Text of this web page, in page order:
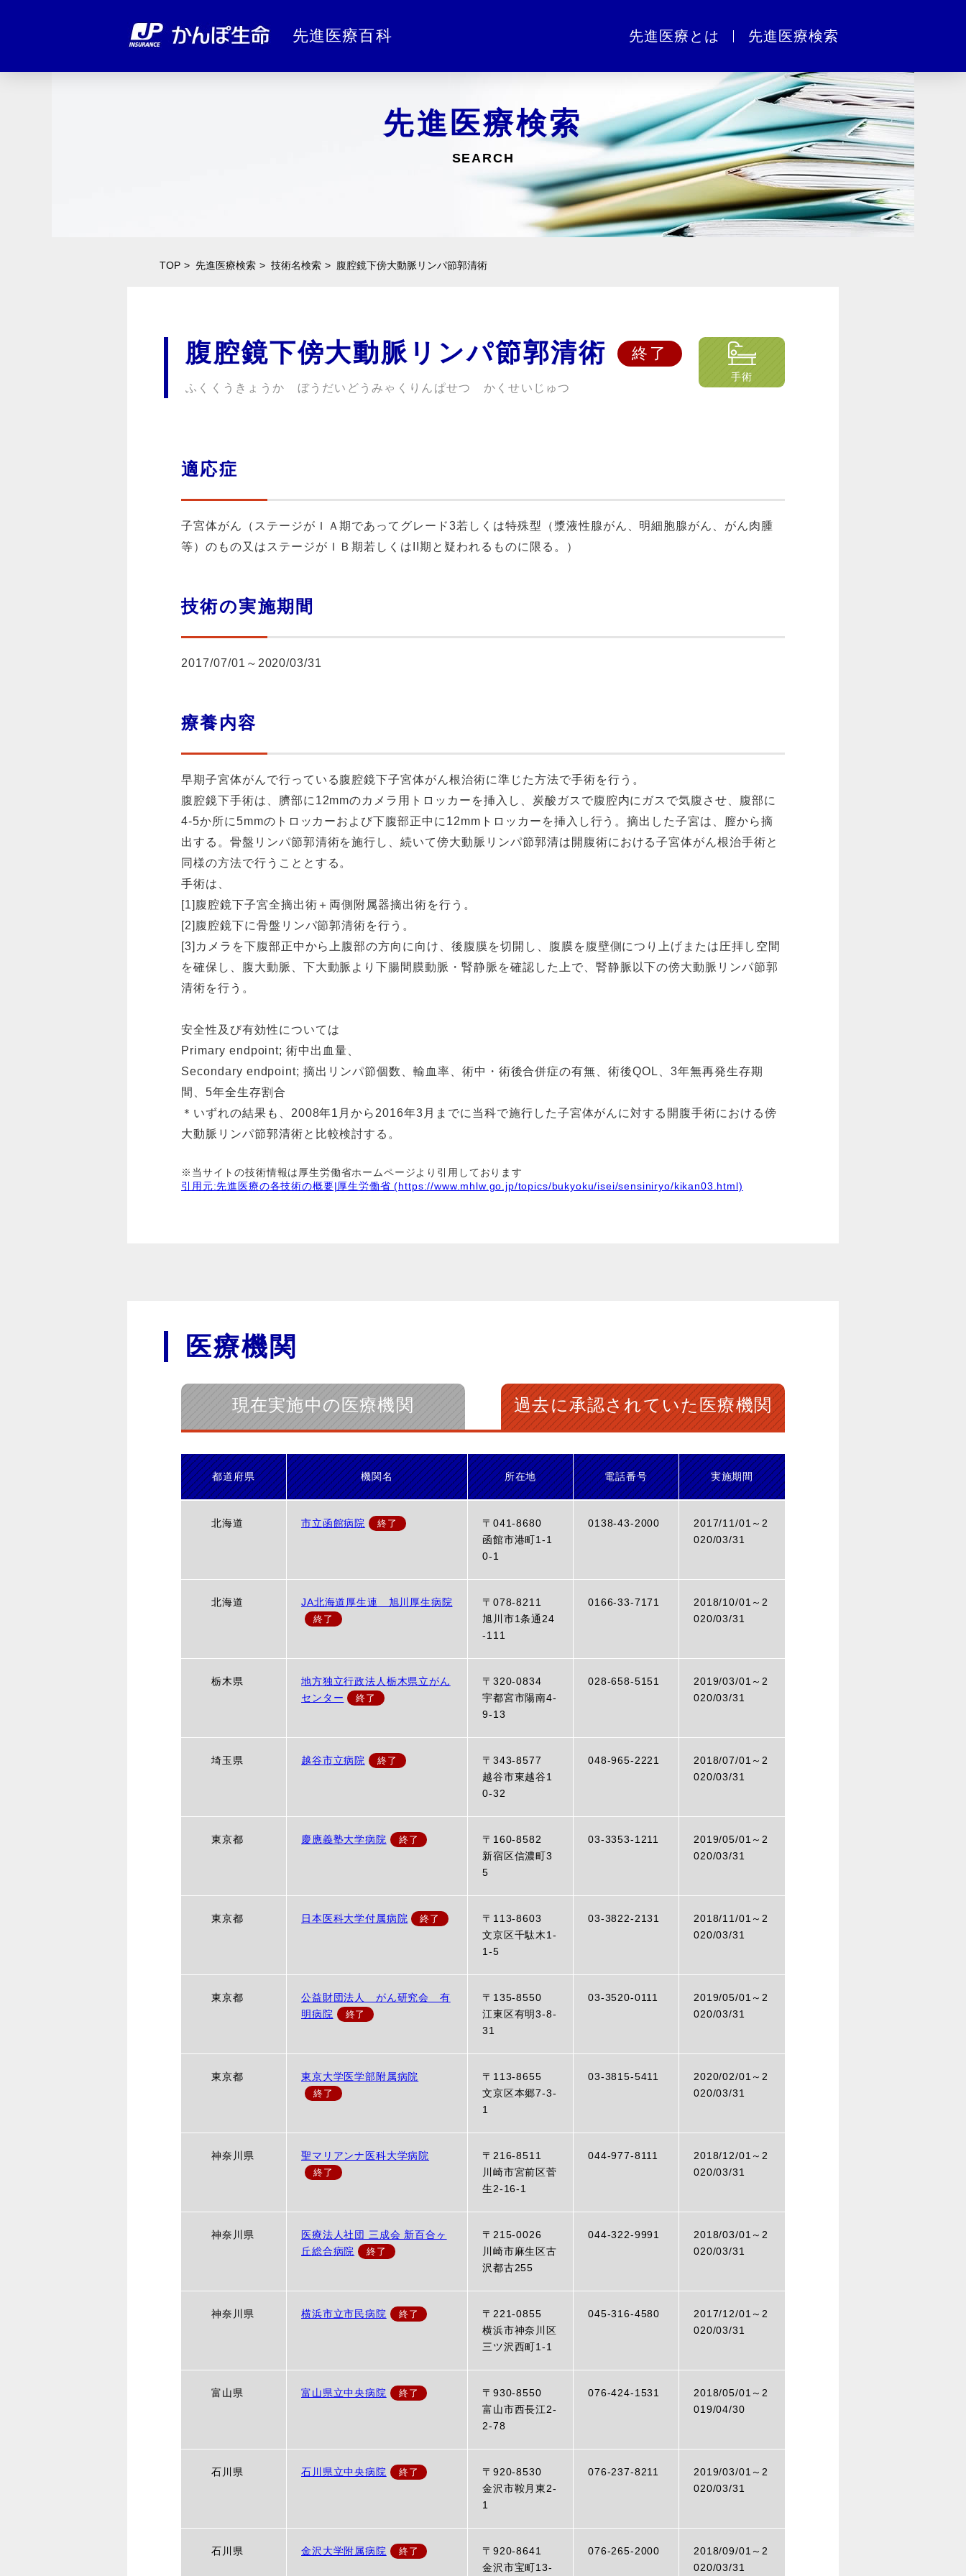
先進医療百科 先進医療とは 先進医療検索
先進医療検索
SEARCH
TOP 先進医療検索 技術名検索 腹腔鏡下傍大動脈リンパ節郭清術
腹腔鏡下傍大動脈リンパ節郭清術
ふくくうきょうか ぼうだいどうみゃくりんぱせつ かくせいじゅつ
手術
適応症
子宮体がん（ステージがＩＡ期であってグレード3若しくは特殊型（漿液性腺がん、明細胞腺がん、がん肉腫
等）のもの又はステージがＩＢ期若しくはII期と疑われるものに限る。）
技術の実施期間
2017/07/01～2020/03/31
療養内容
早期子宮体がんで行っている腹腔鏡下子宮体がん根治術に準じた方法で手術を行う。
腹腔鏡下手術は、臍部に12mmのカメラ用トロッカーを挿入し、炭酸ガスで腹腔内にガスで気腹させ、腹部に
4-5か所に5mmのトロッカーおよび下腹部正中に12mmトロッカーを挿入し行う。摘出した子宮は、膣から摘
出する。骨盤リンパ節郭清術を施行し、続いて傍大動脈リンパ節郭清は開腹術における子宮体がん根治手術と
同様の方法で行うこととする。
手術は、
[1]腹腔鏡下子宮全摘出術＋両側附属器摘出術を行う。
[2]腹腔鏡下に骨盤リンパ節郭清術を行う。
[3]カメラを下腹部正中から上腹部の方向に向け、後腹膜を切開し、腹膜を腹壁側につり上げまたは圧拝し空間
を確保し、腹大動脈、下大動脈より下腸間膜動脈・腎静脈を確認した上で、腎静脈以下の傍大動脈リンパ節郭
清術を行う。
安全性及び有効性については
Primary endpoint; 術中出血量、
Secondary endpoint; 摘出リンパ節個数、輸血率、術中・術後合併症の有無、術後QOL、3年無再発生存期
間、5年全生存割合
＊いずれの結果も、2008年1月から2016年3月までに当科で施行した子宮体がんに対する開腹手術における傍
大動脈リンパ節郭清術と比較検討する。
※当サイトの技術情報は厚生労働省ホームページより引用しております
引用元:先進医療の各技術の概要|厚生労働省 (https://www.mhlw.go.jp/topics/bukyoku/isei/sensiniryo/kikan03.html)
医療機関
現在実施中の医療機関 過去に承認されていた医療機関
都道府県 機関名 所在地 電話番号 実施期間
北海道 市立函館病院
〒041-8680
函館市港町1-1
0-1
0138-43-2000 2017/11/01～ 2
020/03/31
北海道 JA北海道厚生連 旭川厚生病院
〒078-8211
旭川市1条通24
-111
0166-33-7171 2018/10/01～ 2
020/03/31
栃木県
地方独立行政法人栃木県立がん
センター
〒320-0834
宇都宮市陽南4-
9-13
028-658-5151 2019/03/01～ 2
020/03/31
埼玉県 越谷市立病院
〒343-8577
越谷市東越谷1
0-32
048-965-2221 2018/07/01～ 2
020/03/31
東京都 慶應義塾大学病院
〒160-8582
新宿区信濃町3
5
03-3353-1211 2019/05/01～ 2
020/03/31
東京都 日本医科大学付属病院
〒113-8603
文京区千駄木1-
1-5
03-3822-2131 2018/11/01～ 2
020/03/31
東京都
公益財団法人 がん研究会 有
明病院
〒135-8550
江東区有明3-8-
31
03-3520-0111 2019/05/01～ 2
020/03/31
東京都 東京大学医学部附属病院
〒113-8655
文京区本郷7-3-
1
03-3815-5411 2020/02/01～ 2
020/03/31
神奈川県 聖マリアンナ医科大学病院
〒216-8511
川崎市宮前区菅
生2-16-1
044-977-8111 2018/12/01～ 2
020/03/31
神奈川県
医療法人社団 三成会 新百合ヶ
丘総合病院
〒215-0026
川崎市麻生区古
沢都古255
044-322-9991 2018/03/01～ 2
020/03/31
神奈川県 横浜市立市民病院
〒221-0855
横浜市神奈川区
三ツ沢西町1-1
045-316-4580 2017/12/01～ 2
020/03/31
富山県 富山県立中央病院
〒930-8550
富山市西長江2-
2-78
076-424-1531 2018/05/01～ 2
019/04/30
石川県 石川県立中央病院
〒920-8530
金沢市鞍月東2-
1
076-237-8211 2019/03/01～ 2
020/03/31
石川県 金沢大学附属病院
〒920-8641
金沢市宝町13-
076-265-2000 2018/09/01～ 2
020/03/31